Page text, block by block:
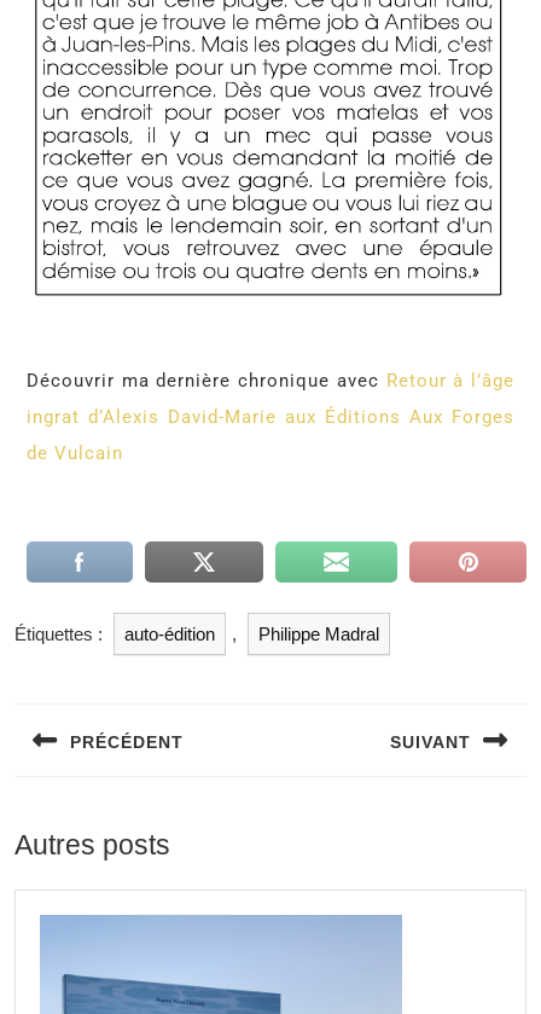
Découvrir ma dernière chronique avec Retour à l’âge
ingrat d’Alexis David-Marie aux Éditions Aux Forges
de Vulcain
Étiquettes : auto-édition , Philippe Madral
PRÉCÉDENT SUIVANT
Autres posts